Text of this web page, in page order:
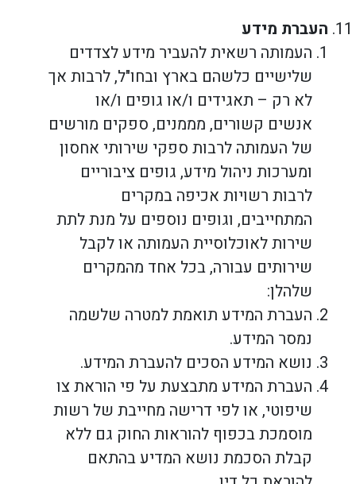
העברת מידע
העמותה רשאית להעביר מידע לצדדים
שלישיים כלשהם בארץ ובחו"ל, לרבות אך
לא רק – תאגידים ו/או גופים ו/או
אנשים קשורים, מממנים, ספקים מורשים
של העמותה לרבות ספקי שירותי אחסון
ומערכות ניהול מידע, גופים ציבוריים
לרבות רשויות אכיפה במקרים
המתחייבים, וגופים נוספים על מנת לתת
שירות לאוכלוסיית העמותה או לקבל
שירותים עבורה, בכל אחד מהמקרים
שלהלן:
העברת המידע תואמת למטרה שלשמה
נמסר המידע.
נושא המידע הסכים להעברת המידע.
העברת המידע מתבצעת על פי הוראת צו
שיפוטי, או לפי דרישה מחייבת של רשות
מוסמכת בכפוף להוראות החוק גם ללא
קבלת הסכמת נושא המדיע בהתאם